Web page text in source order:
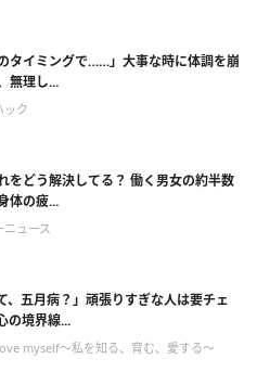
のタイミングで……」大事な時に体調を崩
無理し...
ック
をどう解決してる？ 働く男女の約半数
体の疲...
ニュース
、五月病？」頑張りすぎな人は要チェ
の境界線...
myself～私を知る、育む、愛する～